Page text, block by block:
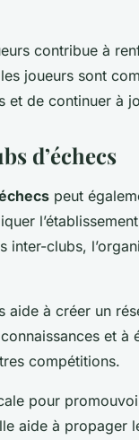
contribue à
joueurs sont
et de continuer à
d’échecs
peut
inter-clubs,
aide à créer un
et
compétitions.
pour
aide à propager